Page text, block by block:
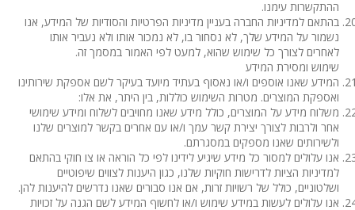
ההתקשרות עימנו.
בהתאם למדיניות החברה בעניין מדיניות הפרטיות והסודיות של המידע, אנו
נשמור על המידע שלך, לא נסחור בו, לא נמכור אותו ולא נעביר אותו
לאחרים לצורך כל שימוש שהוא, למעט לפי האמור במסמך זה.
שימוש ומסירת המידע
המידע שאנו אוספים ו/או נאסוף בעתיד מיועד בעיקר לשם אספקת שירותינו
ואספקת המוצרים. מטרות השימוש כוללות, בין היתר, את אלו:
משלוח מידע על המוצרים, כולל מידע שאנו מחויבים לשלוח ומידע שימושי
אחר ולרבות לצורך יצירת קשר עמך ו/או עם אחרים בקשר למוצרים שלנו
ולשירותים שאנו מספקים במסגרתם.
אנו עלולים למסור כל מידע שיגיע לידינו לפי כל הוראה או צו חוקי בהתאם
למדיניות הציות לדרישות חוקיות שלנו, כגון היענות לצווים שיפוטיים
ושלטוניים, כולל של רשויות זרות, אם אנו סבורים שאנו נדרשים להיענות להן.
אנו עלולים לעשות במידע שימוש ו/או לחשוף המידע לשם הגנה על זכויות